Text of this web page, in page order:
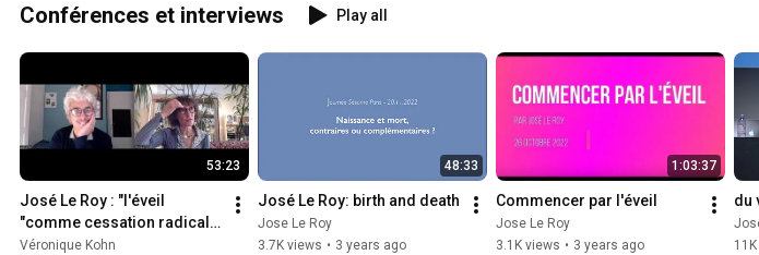
Conférences et interviews Play all
53:23
José Le Roy : "l'éveil
"comme cessation radicale
de la croyance au sentiment
Véronique Kohn
48:33
José Le Roy: birth and death
Jose Le Roy
3.7K views • 3 years ago
1:03:37
Commencer par l'éveil
Jose Le Roy
3.1K views • 3 years ago
du